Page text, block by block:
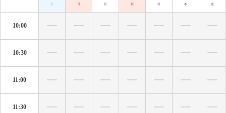
土 日 月 祝 水 木 金
10:00
10:30
11:00
11:30